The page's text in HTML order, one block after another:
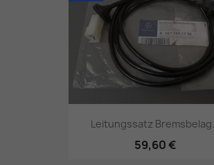
Leitungssatz Bremsbelag...
59,60 €